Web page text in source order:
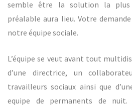
semble être la solution la plus
préalable aura lieu. Votre
notre équipe sociale.
L’équipe se veut avant tout
d’une directrice, un
travailleurs sociaux ainsi que
equipe de permanents de